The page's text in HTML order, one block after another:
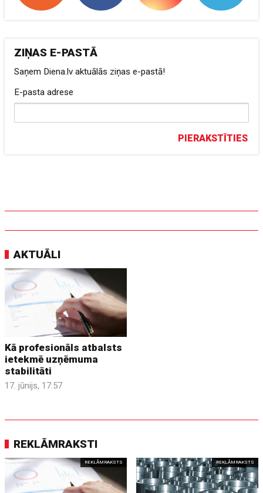
ZIŅAS E-PASTĀ
Saņem Diena.lv aktuālās ziņas e-pastā!
E-pasta adrese
PIERAKSTĪTIES
AKTUĀLI
Kā profesionāls atbalsts
ietekmē uzņēmuma
stabilitāti
17. jūnijs, 17:57
REKLĀMRAKSTI
REKLĀMRAKSTS REKLĀMRAKSTS